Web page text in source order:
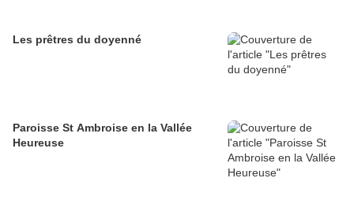
Les prêtres du doyenné
Paroisse St Ambroise en la Vallée
Heureuse